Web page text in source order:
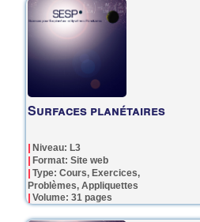
Surfaces planétaires
Niveau: L3
Format: Site web
Type: Cours, Exercices,
Problèmes, Appliquettes
Volume: 31 pages